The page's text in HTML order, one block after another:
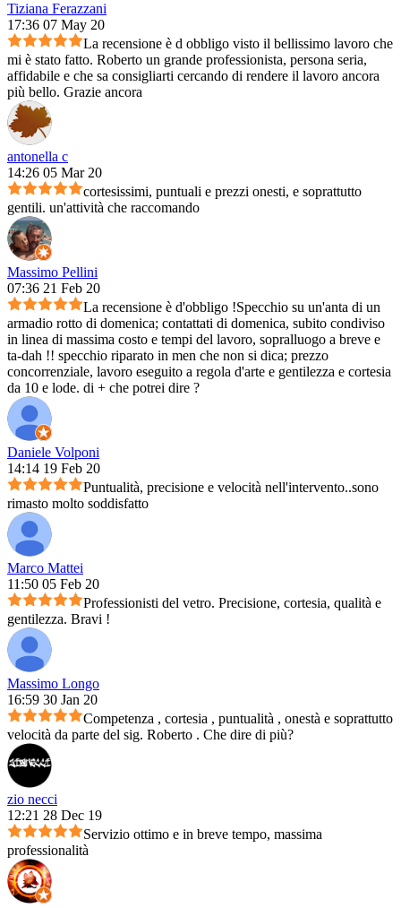
Tiziana Ferazzani
17:36 07 May 20
La recensione è d obbligo visto il bellissimo lavoro che
mi è stato fatto. Roberto un grande professionista, persona seria,
affidabile e che sa consigliarti cercando di rendere il lavoro ancora
più bello. Grazie ancora
antonella c
14:26 05 Mar 20
cortesissimi, puntuali e prezzi onesti, e soprattutto
gentili. un'attività che raccomando
Massimo Pellini
07:36 21 Feb 20
La recensione è d'obbligo !Specchio su un'anta di un
armadio rotto di domenica; contattati di domenica, subito condiviso
in linea di massima costo e tempi del lavoro, sopralluogo a breve e
ta-dah !! specchio riparato in men che non si dica; prezzo
concorrenziale, lavoro eseguito a regola d'arte e gentilezza e cortesia
da 10 e lode. di + che potrei dire ?
Daniele Volponi
14:14 19 Feb 20
Puntualità, precisione e velocità nell'intervento..sono
rimasto molto soddisfatto
Marco Mattei
11:50 05 Feb 20
Professionisti del vetro. Precisione, cortesia, qualità e
gentilezza. Bravi !
Massimo Longo
16:59 30 Jan 20
Competenza , cortesia , puntualità , onestà e soprattutto
velocità da parte del sig. Roberto . Che dire di più?
zio necci
12:21 28 Dec 19
Servizio ottimo e in breve tempo, massima
professionalità